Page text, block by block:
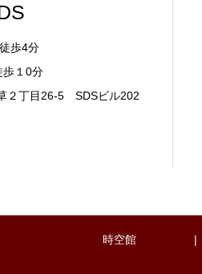
歩4分
歩１0分
２丁目26-5 SDSビル202
時空館